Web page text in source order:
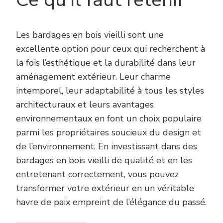
Les bardages en bois vieilli sont une
excellente option pour ceux qui recherchent à
la fois l’esthétique et la durabilité dans leur
aménagement extérieur. Leur charme
intemporel, leur adaptabilité à tous les styles
architecturaux et leurs avantages
environnementaux en font un choix populaire
parmi les propriétaires soucieux du design et
de l’environnement. En investissant dans des
bardages en bois vieilli de qualité et en les
entretenant correctement, vous pouvez
transformer votre extérieur en un véritable
havre de paix empreint de l’élégance du passé.